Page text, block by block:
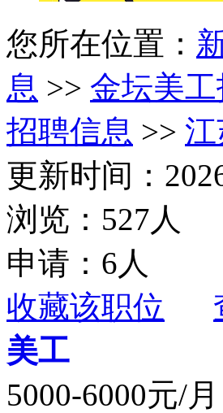
您所在位置：
息 >> 金坛美
招聘信息 >>
更新时间：
浏览：527人
申请：6人
收藏该职位
美工
5000-6000元/月